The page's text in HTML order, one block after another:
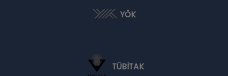
YÖK
TÜBİTAK